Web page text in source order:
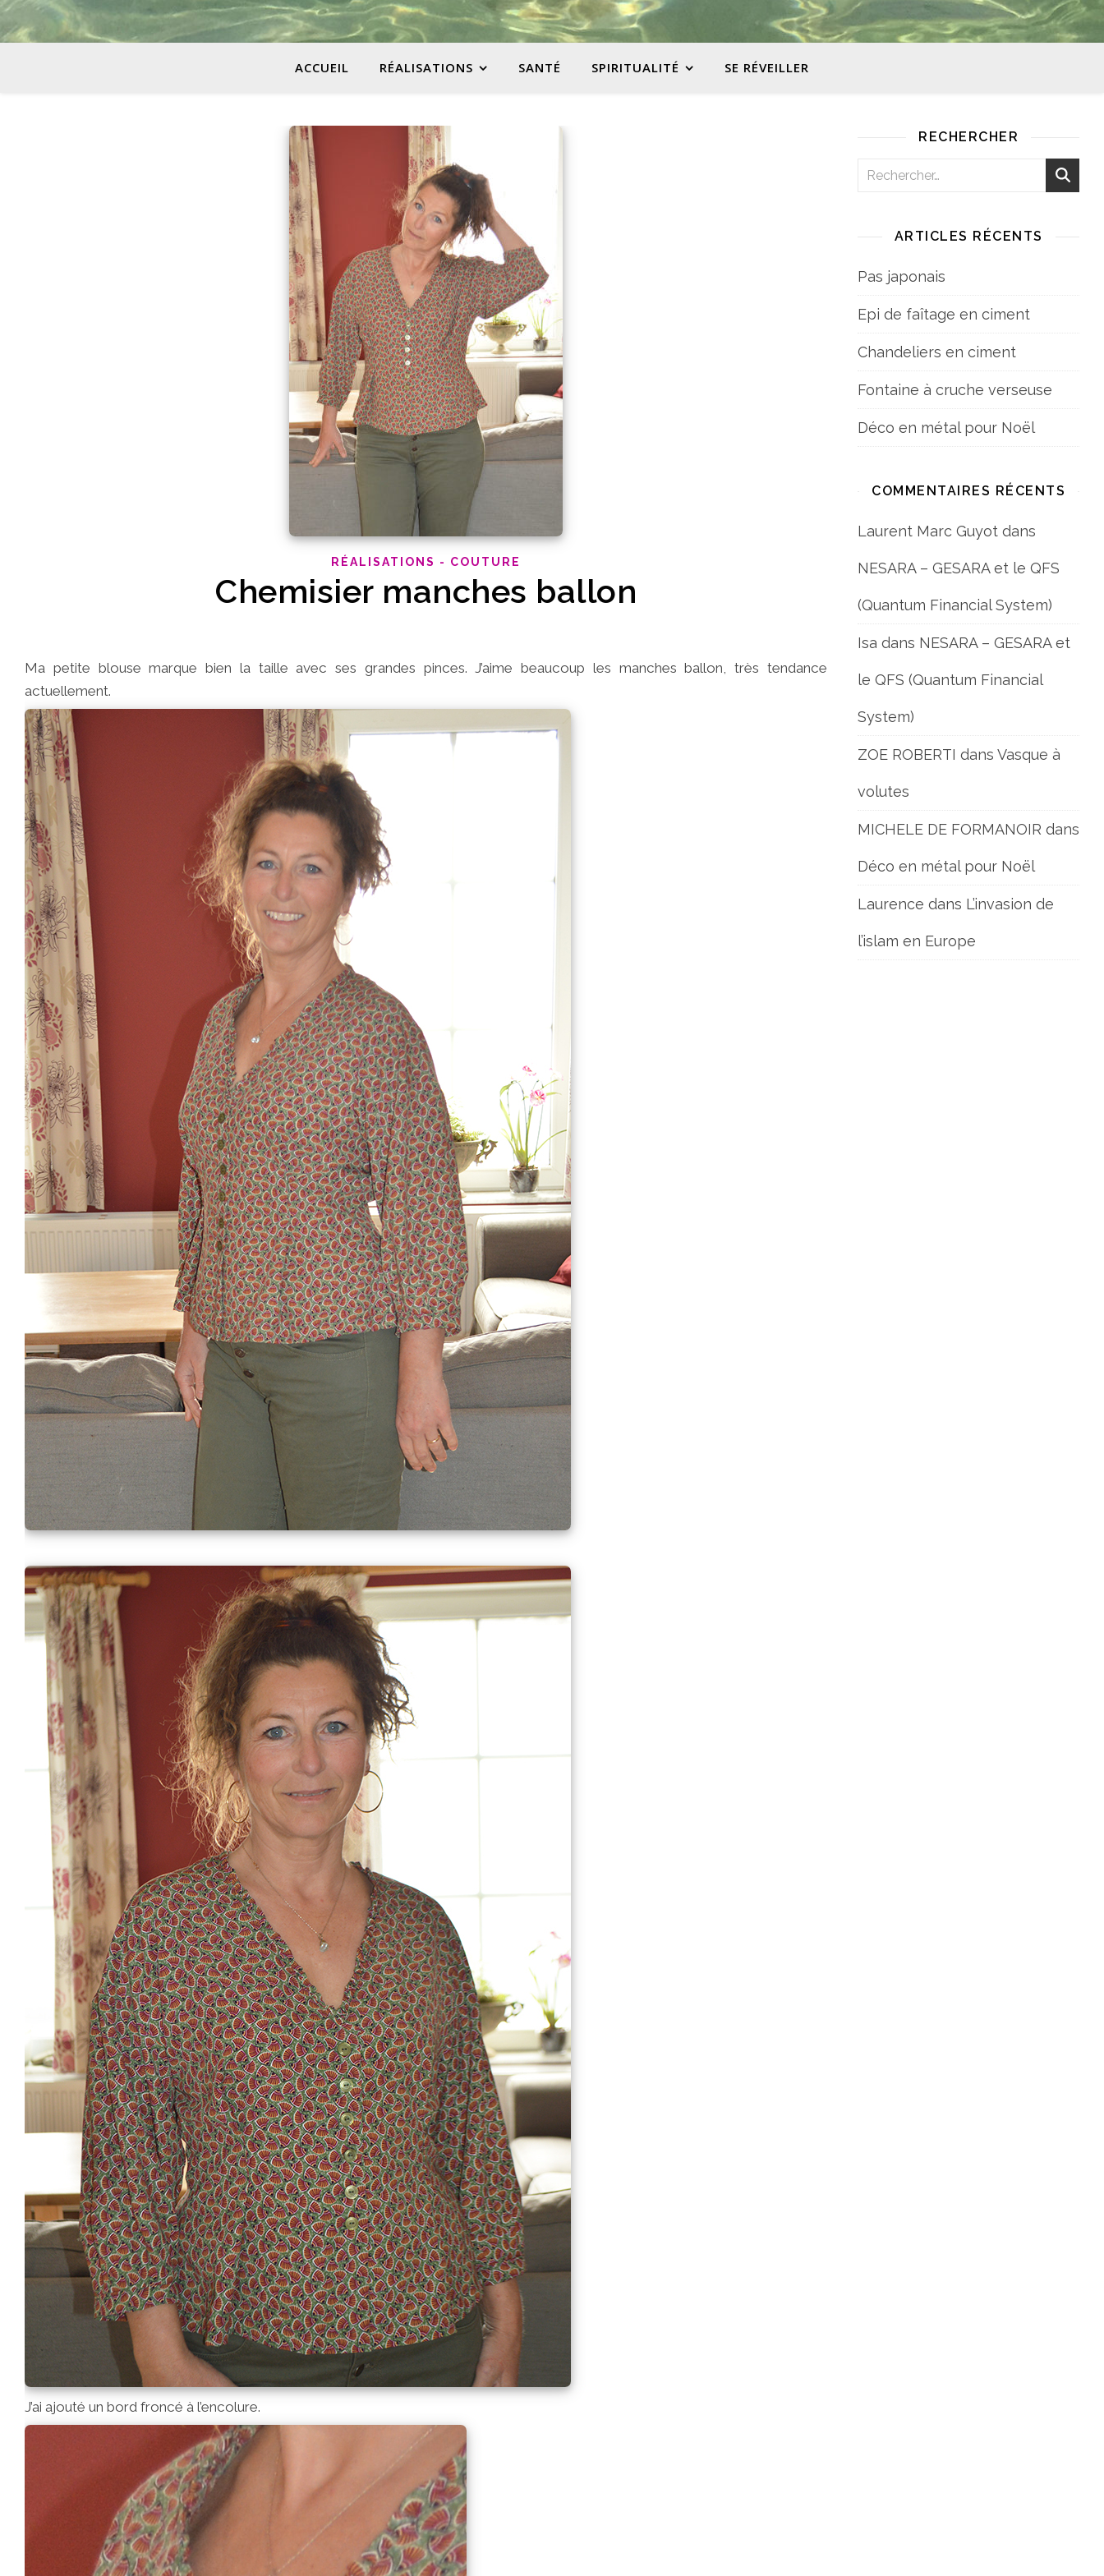
ACCUEIL RÉALISATIONS SANTÉ SPIRITUALITÉ SE RÉVEILLER
RÉALISATIONS - COUTURE
Chemisier manches ballon
Ma petite blouse marque bien la taille avec ses grandes pinces. J’aime beaucoup les manches ballon, très tendance
actuellement.
J’ai ajouté un bord froncé à l’encolure.
RECHERCHER
ARTICLES RÉCENTS
Pas japonais
Epi de faîtage en ciment
Chandeliers en ciment
Fontaine à cruche verseuse
Déco en métal pour Noël
COMMENTAIRES RÉCENTS
Laurent Marc Guyot dans
NESARA – GESARA et le QFS
(Quantum Financial System)
Isa dans NESARA – GESARA et
le QFS (Quantum Financial
System)
ZOE ROBERTI dans Vasque à
volutes
MICHELE DE FORMANOIR dans
Déco en métal pour Noël
Laurence dans L’invasion de
l’islam en Europe